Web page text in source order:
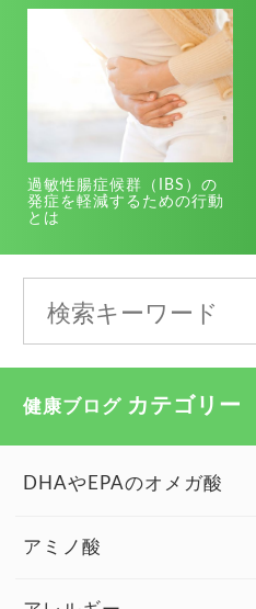
過敏性腸症候群（IBS）の
発症を軽減するための行動
とは
健康ブログ カテゴリー
DHAやEPAのオメガ酸
アミノ酸